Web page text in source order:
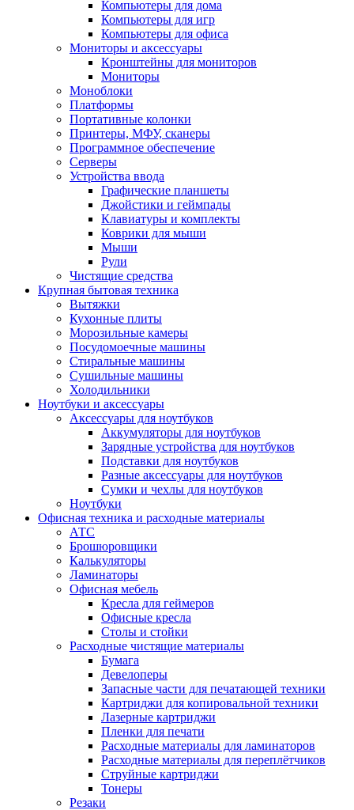
Компьютеры для дома
Компьютеры для игр
Компьютеры для офиса
Мониторы и аксессуары
Кронштейны для мониторов
Мониторы
Моноблоки
Платформы
Портативные колонки
Принтеры, МФУ, сканеры
Программное обеспечение
Серверы
Устройства ввода
Графические планшеты
Джойстики и геймпады
Клавиатуры и комплекты
Коврики для мыши
Мыши
Рули
Чистящие средства
Крупная бытовая техника
Вытяжки
Кухонные плиты
Морозильные камеры
Посудомоечные машины
Стиральные машины
Сушильные машины
Холодильники
Ноутбуки и аксессуары
Аксессуары для ноутбуков
Аккумуляторы для ноутбуков
Зарядные устройства для ноутбуков
Подставки для ноутбуков
Разные аксессуары для ноутбуков
Сумки и чехлы для ноутбуков
Ноутбуки
Офисная техника и расходные материалы
АТС
Брошюровщики
Калькуляторы
Ламинаторы
Офисная мебель
Кресла для геймеров
Офисные кресла
Столы и стойки
Расходные чистящие материалы
Бумага
Девелоперы
Запасные части для печатающей техники
Картриджи для копировальной техники
Лазерные картриджи
Пленки для печати
Расходные материалы для ламинаторов
Расходные материалы для переплётчиков
Струйные картриджи
Тонеры
Резаки